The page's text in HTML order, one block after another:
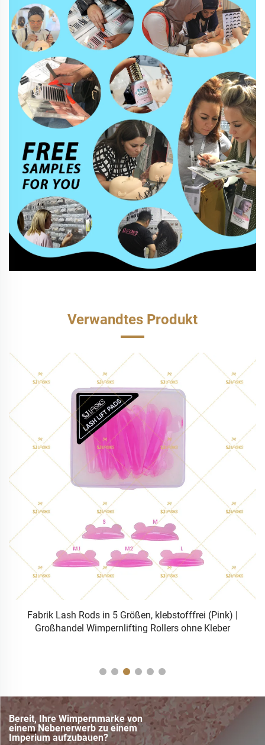
Verwandtes Produkt
Fabrik Lash Rods in 5 Größen, klebstofffrei (Pink) |
Großhandel Wimpernlifting Rollers ohne Kleber
Bereit, Ihre Wimpernmarke von
einem Nebenerwerb zu einem
Imperium aufzubauen?